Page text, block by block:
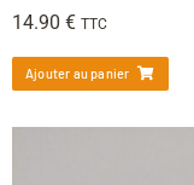
14.90 € TTC
Ajouter au panier